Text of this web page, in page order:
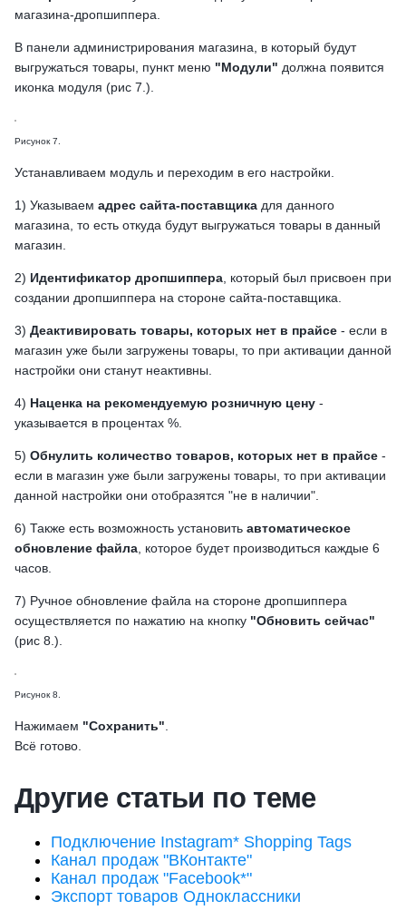
магазина-дропшиппера.
В панели администрирования магазина, в который будут
выгружаться товары, пункт меню "Модули" должна появится
иконка модуля (рис 7.).
Рисунок 7.
Устанавливаем модуль и переходим в его настройки.
1) Указываем адрес сайта-поставщика для данного
магазина, то есть откуда будут выгружаться товары в данный
магазин.
2) Идентификатор дропшиппера , который был присвоен при
создании дропшиппера на стороне сайта-поставщика.
3) Деактивировать товары, которых нет в прайсе - если в
магазин уже были загружены товары, то при активации данной
настройки они станут неактивны.
4) Наценка на рекомендуемую розничную цену -
указывается в процентах %.
5) Обнулить количество товаров, которых нет в прайсе -
если в магазин уже были загружены товары, то при активации
данной настройки они отобразятся "не в наличии".
6) Также есть возможность установить автоматическое
обновление файла , которое будет производиться каждые 6
часов.
7) Ручное обновление файла на стороне дропшиппера
осуществляется по нажатию на кнопку "Обновить сейчас"
(рис 8.).
Рисунок 8.
Нажимаем "Сохранить"
Всё готово.
Другие статьи по теме
Подключение Instagram* Shopping Tags
Канал продаж "ВКонтакте"
Канал продаж "Facebook*"
Экспорт товаров Одноклассники